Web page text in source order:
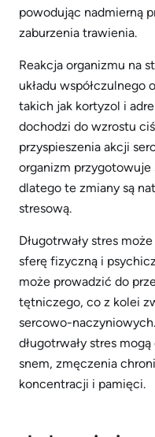
powodując nadmierną
zaburzenia trawienia.
Reakcja organizmu na
układu współczulnego
takich jak kortyzol i
dochodzi do wzrostu
przyspieszenia akcji
organizm
dlatego te zmiany są
stresową.
Długotrwały stres
sferę fizyczną i
może prowadzić do
tętniczego, co z kolei
sercowo-
długotrwały stres
snem, zmęczenia
koncentracji i pamięci.